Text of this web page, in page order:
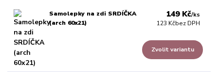
Samolepky na zdi SRDÍČKA
(arch 60x21)
149 Kč/ks
123 Kčbez DPH
Zvolit variantu